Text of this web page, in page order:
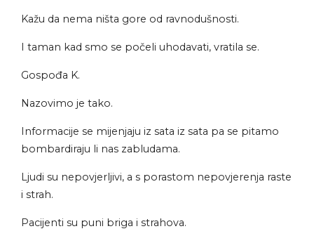
Kažu da nema ništa gore od ravnodušnosti.
I taman kad smo se počeli uhodavati, vratila se.
Gospođa K.
Nazovimo je tako.
Informacije se mijenjaju iz sata iz sata pa se pitamo
bombardiraju li nas zabludama.
Ljudi su nepovjerljivi, a s porastom nepovjerenja raste
i strah.
Pacijenti su puni briga i strahova.